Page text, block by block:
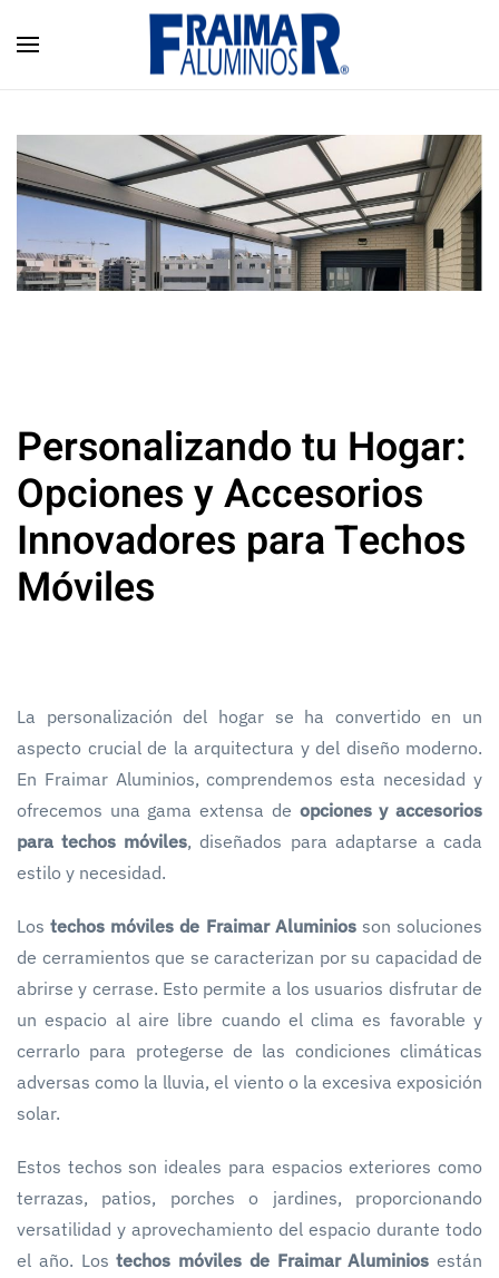
Skip to main content
Personalizando tu Hogar:
Opciones y Accesorios
Innovadores para Techos
Móviles
La personalización del hogar se ha convertido en un
aspecto crucial de la arquitectura y del diseño moderno.
En Fraimar Aluminios, comprendemos esta necesidad y
ofrecemos una gama extensa de opciones y accesorios
para techos móviles, diseñados para adaptarse a cada
estilo y necesidad.
Los techos móviles de Fraimar Aluminiosson soluciones
de cerramientos que se caracterizan por su capacidad de
abrirse y cerrase. Esto permite a los usuarios disfrutar de
un espacio al aire libre cuando el clima es favorable y
cerrarlo para protegerse de las condiciones climáticas
adversas como la lluvia, el viento o la excesiva exposición
solar.
Estos techos son ideales para espacios exteriores como
terrazas, patios, porches o jardines, proporcionando
versatilidad y aprovechamiento del espacio durante todo
el año. Lostechos móviles de Fraimar Aluminios están